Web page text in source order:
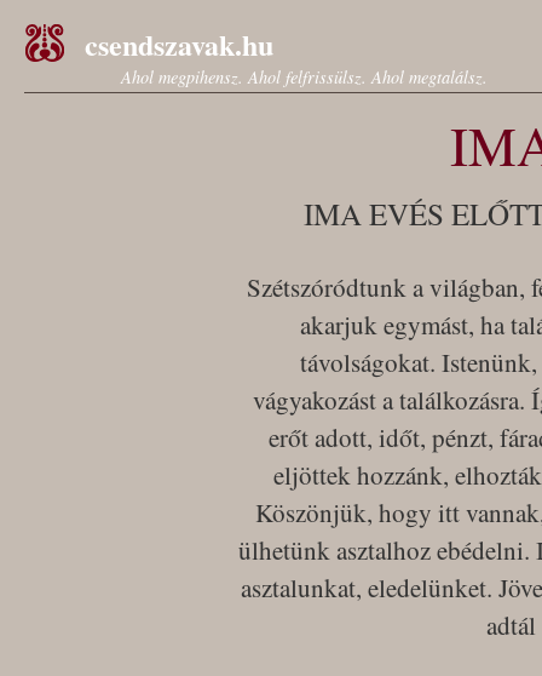
csendszavak.hu
Ahol megpihensz. Ahol felfrissülsz. Ahol megtalálsz.
IMA EVÉS
Szétszóródtunk a világban,
akarjuk egymást, ha
távolságokat.
vágyakozást a
erőt adott, időt, pénzt,
eljöttek hozzánk,
Köszönjük, hogy itt
ülhetünk asztalhoz
asztalunkat, eledelünket.